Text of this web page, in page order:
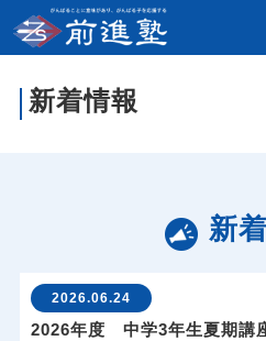
新着情報
新
2026.06.24
2026年度 中学3年生夏期講